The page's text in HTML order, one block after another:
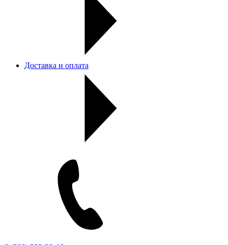
Доставка и оплата